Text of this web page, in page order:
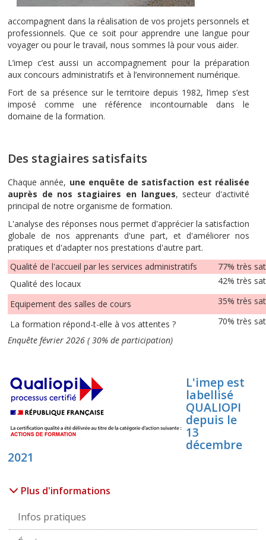
accompagnent dans la réalisation de vos projets personnels et
professionnels. Que ce soit pour apprendre une langue pour
voyager ou pour le travail, nous sommes là pour vous aider.
L’imep c’est aussi un accompagnement pour la préparation
aux concours administratifs et à l’environnement numérique.
Fort de sa présence sur le territoire depuis 1982, l’imep s’est
imposé comme une référence incontournable dans le
domaine de la formation.
Des stagiaires satisfaits
Chaque année, une enquête de satisfaction est réalisée
auprès de nos stagiaires en langues, secteur d'activité
principal de notre organisme de formation.
L'analyse des réponses nous permet d'apprécier la satisfaction
globale de nos apprenants d'une part, et d'améliorer nos
pratiques et d'adapter nos prestations d'autre part.
Qualité de l'accueil par les services administratifs
77% très
Qualité des locaux
42% très
Equipement des salles de cours 35% très
La formation répond-t-elle à vos attentes ?
70% très
Enquête février 2026 ( 30% de participation)
L'imep est
labellisé
QUALIOPI
depuis le
13
décembre
2021
Plus d'informations
Infos pratiques